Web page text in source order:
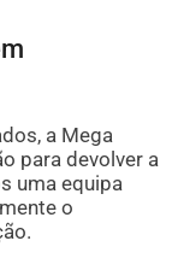
a Mega
para devolver a
uma equipa
o